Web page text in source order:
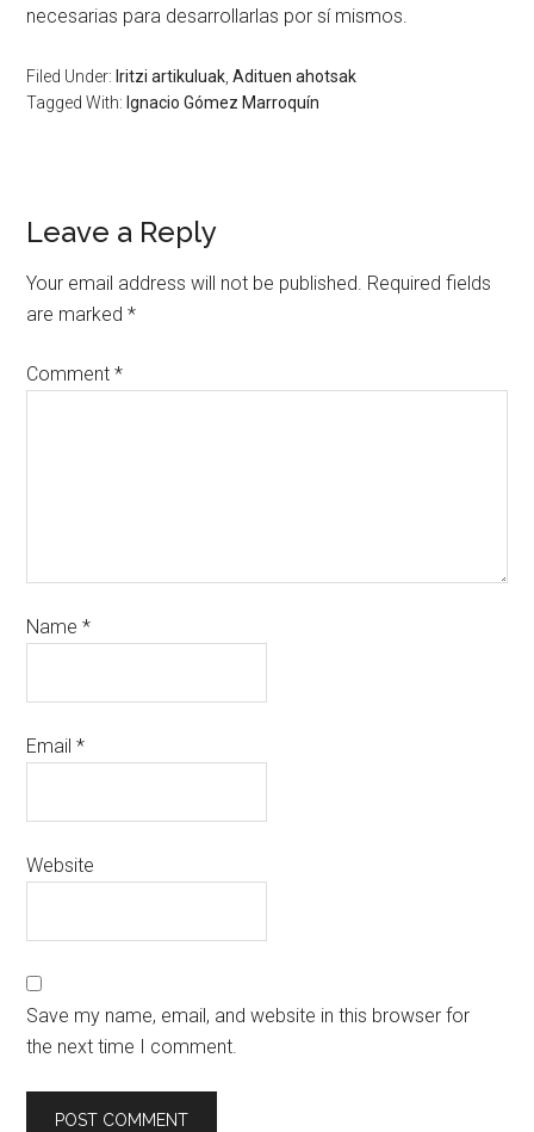
necesarias para desarrollarlas por sí mismos.
Filed Under: Iritzi artikuluak ,Adituen ahotsak
Tagged With: Ignacio Gómez Marroquín
Leave a Reply
Your email address will not be published. Required fields
are marked*
Comment*
Name*
Email*
Website
Save my name, email, and website in this browser for
the next time I comment.